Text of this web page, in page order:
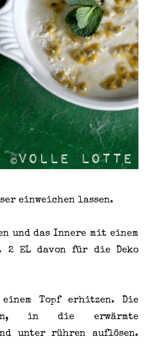
einweichen lassen.
und das Innere mit einem
2 EL davon für die Deko
Topf erhitzen. Die
in die erwärmte
unter rühren auflösen.